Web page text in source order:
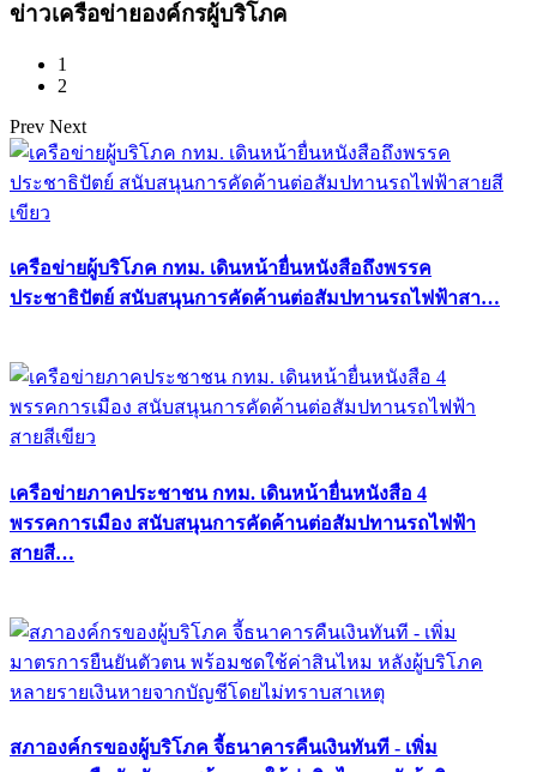
ข่าวเครือข่ายองค์กรผู้บริโภค
1
2
Prev Next
เครือข่ายผู้บริโภค กทม. เดินหน้ายื่นหนังสือถึงพรรค
ประชาธิปัตย์ สนับสนุนการคัดค้านต่อสัมปทานรถไฟฟ้าสา…
เครือข่ายภาคประชาชน กทม. เดินหน้ายื่นหนังสือ 4
พรรคการเมือง สนับสนุนการคัดค้านต่อสัมปทานรถไฟฟ้า
สายสี…
สภาองค์กรของผู้บริโภค จี้ธนาคารคืนเงินทันที - เพิ่ม